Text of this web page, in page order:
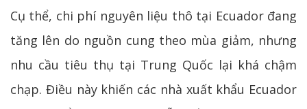
Cụ thể, chi phí nguyên liệu thô tại Ecuador đang
tăng lên do nguồn cung theo mùa giảm, nhưng
nhu cầu tiêu thụ tại Trung Quốc lại khá chậm
chạp. Điều này khiến các nhà xuất khẩu Ecuador